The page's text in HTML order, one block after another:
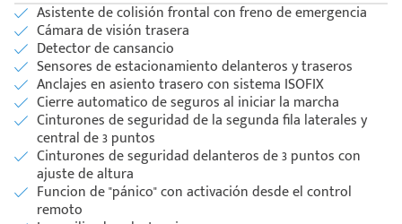
Asistente de colisión frontal con freno de emergencia
Cámara de visión trasera
Detector de cansancio
Sensores de estacionamiento delanteros y traseros
Anclajes en asiento trasero con sistema ISOFIX
Cierre automatico de seguros al iniciar la marcha
Cinturones de seguridad de la segunda fila laterales y
central de 3 puntos
Cinturones de seguridad delanteros de 3 puntos con
ajuste de altura
Funcion de "pánico" con activación desde el control
remoto